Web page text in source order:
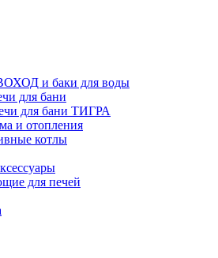
и баки для воды
для бани
для бани ТИГРА
и отопления
котлы
для печей